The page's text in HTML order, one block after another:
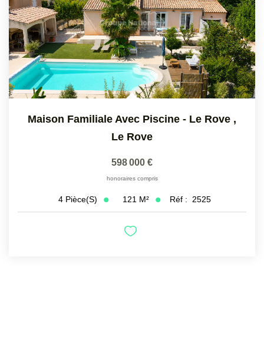
Maison Familiale Avec Piscine - Le Rove ,
Le Rove
598 000 €
honoraires compris
4 Pièce(s) 121 M² Réf : 2525